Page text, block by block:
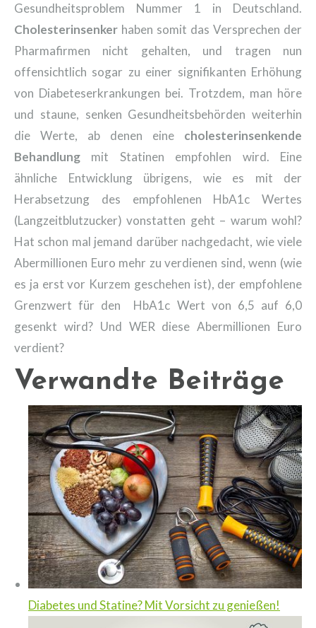
Gesundheitsproblem Nummer 1 in Deutschland.
Cholesterinsenker haben somit das Versprechen der
Pharmafirmen nicht gehalten, und tragen nun
offensichtlich sogar zu einer signifikanten Erhöhung
von Diabeteserkrankungen bei. Trotzdem, man höre
und staune, senken Gesundheitsbehörden weiterhin
die Werte, ab denen eine cholesterinsenkende
Behandlung mit Statinen empfohlen wird. Eine
ähnliche Entwicklung übrigens, wie es mit der
Herabsetzung des empfohlenen HbA1c Wertes
(Langzeitblutzucker) vonstatten geht – warum wohl?
Hat schon mal jemand darüber nachgedacht, wie viele
Abermillionen Euro mehr zu verdienen sind, wenn (wie
es ja erst vor Kurzem geschehen ist), der empfohlene
Grenzwert für den HbA1c Wert von 6,5 auf 6,0
gesenkt wird? Und WER diese Abermillionen Euro
verdient?
Verwandte Beiträge
Diabetes und Statine? Mit Vorsicht zu genießen!